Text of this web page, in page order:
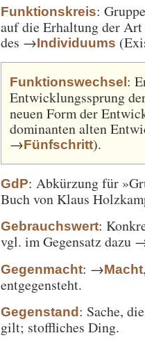
Funktionskreis:
auf die Erhaltung der
des →Individuums
Funktionswechsel:
Entwicklungssprung
neuen Form der
dominanten alten
→Fünfschritt).
GdP: Abkürzung für
Buch von Klaus
Gebrauchswert:
vgl. im Gegensatz dazu
Gegenmacht: →Macht
entgegensteht.
Gegenstand: Sache,
gilt; stoffliches Ding.